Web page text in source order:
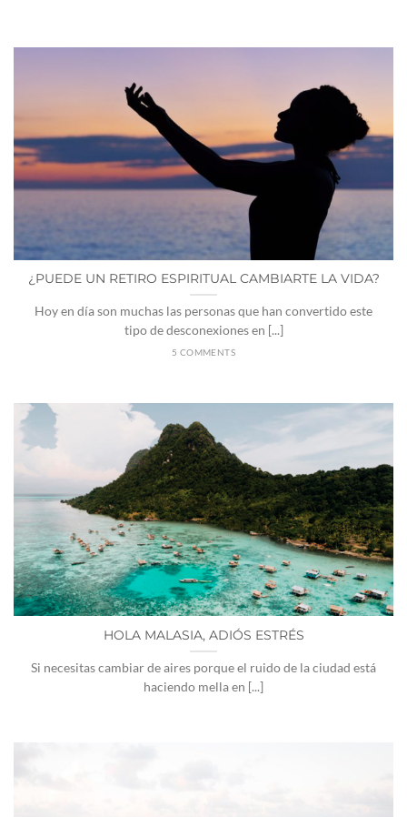
¿PUEDE UN RETIRO ESPIRITUAL CAMBIARTE LA VIDA?
Hoy en día son muchas las personas que han convertido este
tipo de desconexiones en [...]
5 COMMENTS
HOLA MALASIA, ADIÓS ESTRÉS
Si necesitas cambiar de aires porque el ruido de la ciudad está
haciendo mella en [...]